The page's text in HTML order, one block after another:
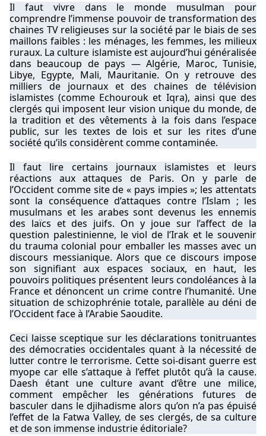
Il faut vivre dans le monde musulman pour
comprendre l’immense pouvoir de transformation des
chaines TV religieuses sur la société par le biais de ses
maillons faibles : les ménages, les femmes, les milieux
ruraux. La culture islamiste est aujourd’hui généralisée
dans beaucoup de pays — Algérie, Maroc, Tunisie,
Libye, Egypte, Mali, Mauritanie. On y retrouve des
milliers de journaux et des chaines de télévision
islamistes (comme Echourouk et Iqra), ainsi que des
clergés qui imposent leur vision unique du monde, de
la tradition et des vêtements à la fois dans l’espace
public, sur les textes de lois et sur les rites d’une
société qu’ils considèrent comme contaminée.
Il faut lire certains journaux islamistes et leurs
réactions aux attaques de Paris. On y parle de
l’Occident comme site de « pays impies »; les attentats
sont la conséquence d’attaques contre l’Islam ; les
musulmans et les arabes sont devenus les ennemis
des laïcs et des juifs. On y joue sur l’affect de la
question palestinienne, le viol de l’Irak et le souvenir
du trauma colonial pour emballer les masses avec un
discours messianique. Alors que ce discours impose
son signifiant aux espaces sociaux, en haut, les
pouvoirs politiques présentent leurs condoléances à la
France et dénoncent un crime contre l’humanité. Une
situation de schizophrénie totale, parallèle au déni de
l’Occident face à l’Arabie Saoudite.
Ceci laisse sceptique sur les déclarations tonitruantes
des démocraties occidentales quant à la nécessité de
lutter contre le terrorisme. Cette soi-disant guerre est
myope car elle s’attaque à l’effet plutôt qu’à la cause.
Daesh étant une culture avant d’être une milice,
comment empêcher les générations futures de
basculer dans le djihadisme alors qu’on n’a pas épuisé
l’effet de la Fatwa Valley, de ses clergés, de sa culture
et de son immense industrie éditoriale?